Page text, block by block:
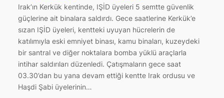
Irak’ın Kerkük kentinde, IŞİD üyeleri 5 semtte güvenlik
güçlerine ait binalara saldırdı. Gece saatlerine Kerkük’e
sızan IŞİD üyeleri, kentteki uyuyan hücrelerin de
katılımıyla eski emniyet binası, kamu binaları, kuzeydeki
bir santral ve diğer noktalara bomba yüklü araçlarla
intihar saldırıları düzenledi. Çatışmaların gece saat
03.30’dan bu yana devam ettiği kentte Irak ordusu ve
Haşdi Şabi üyelerinin…